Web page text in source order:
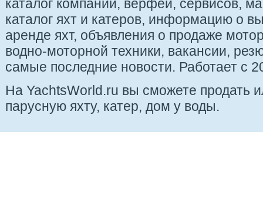
каталог компаний, верфей, сервисов,
каталог яхт и катеров, информацию о
аренде яхт, объявления о продаже
водно-моторной техники, вакансии,
самые последние новости. Работает с
На YachtsWorld.ru вы сможете продать
парусную яхту, катер, дом у воды.